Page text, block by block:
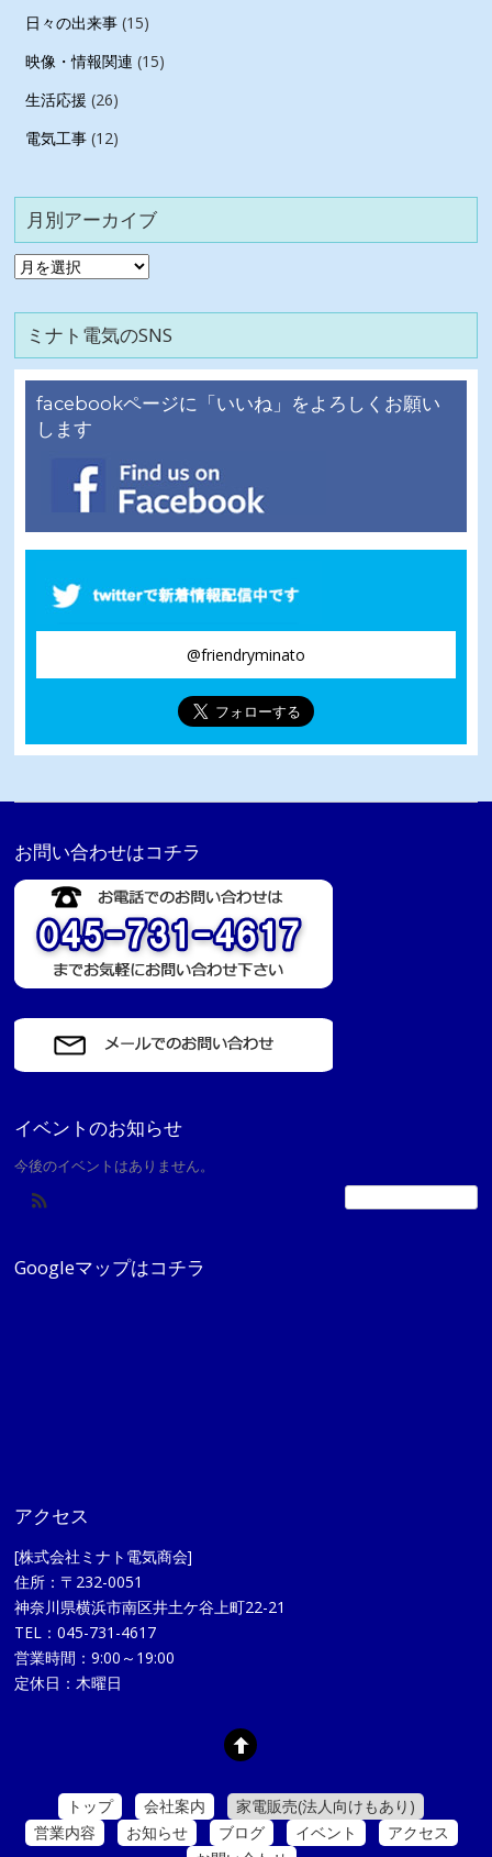
日々の出来事 (15)
映像・情報関連 (15)
生活応援 (26)
電気工事 (12)
月別アーカイブ
月
ア
カ
ミナト電気のSNS
facebookページに「いいね」をよろしくお願い
します
@friendryminato
お問い合わせはコチラ
イベントのお知らせ
今後のイベントはありません。
Googleマップはコチラ
アクセス
[株式会社ミナト電気商会]
住所：〒232-0051
神奈川県横浜市南区井土ケ谷上町22-21
TEL：045-731-4617
営業時間：9:00～19:00
定休日：木曜日
トップ 会社案内
家電販売(法人向けもあり)
営業内容
お知らせ ブログ イベント
アクセス